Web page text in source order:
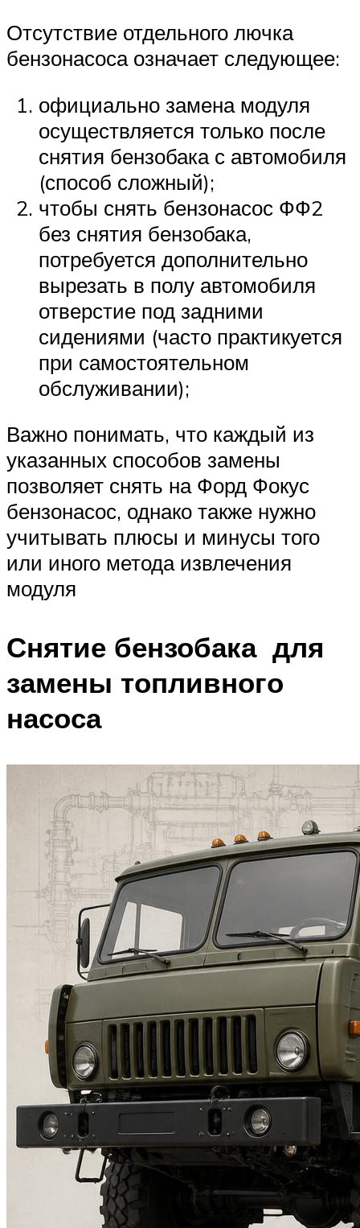
Отсутствие отдельного лючка
бензонасоса означает следующее:
официально замена модуля
осуществляется только после
снятия бензобака с автомобиля
(способ сложный);
чтобы снять бензонасос ФФ2
без снятия бензобака,
потребуется дополнительно
вырезать в полу автомобиля
отверстие под задними
сидениями (часто практикуется
при самостоятельном
обслуживании);
Важно понимать, что каждый из
указанных способов замены
позволяет снять на Форд Фокус
бензонасос, однако также нужно
учитывать плюсы и минусы того
или иного метода извлечения
модуля
Снятие бензобака для
замены топливного
насоса